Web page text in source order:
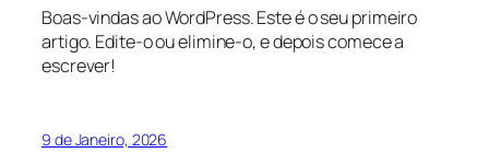
Boas-vindas ao WordPress. Este é o seu primeiro
artigo. Edite-o ou elimine-o, e depois comece a
escrever!
9 de Janeiro, 2026